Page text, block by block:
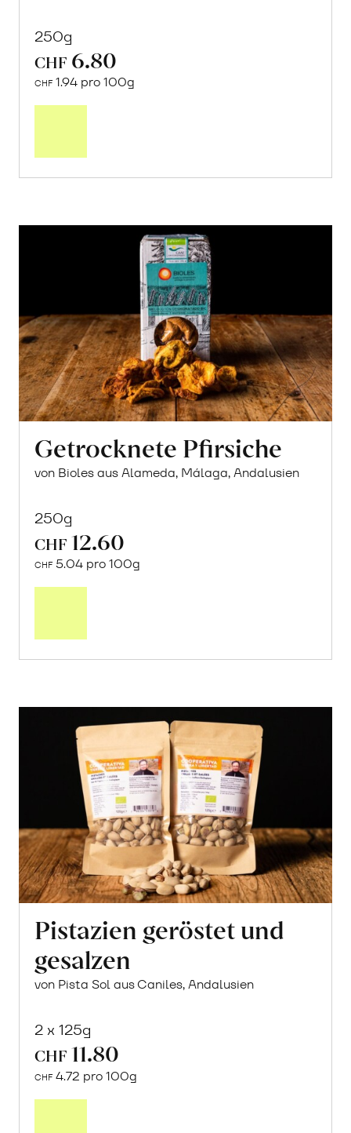
250g
CHF 6.80
CHF 1.94 pro 100g
Getrocknete Pfirsiche
von Bioles aus Alameda, Málaga, Andalusien
250g
CHF 12.60
CHF 5.04 pro 100g
Pistazien geröstet und
gesalzen
von Pista Sol aus Caniles, Andalusien
2 x 125g
CHF 11.80
CHF 4.72 pro 100g